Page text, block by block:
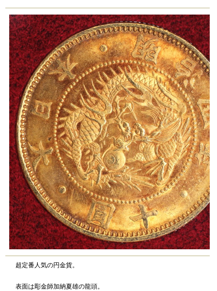
超定番人気の円金貨。
表面は彫金師加納夏雄の龍頭。